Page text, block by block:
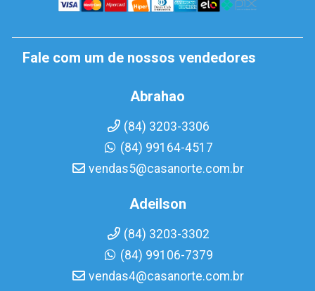
Fale com um de nossos vendedores
Abrahao
(84) 3203-3306
(84) 99164-4517
vendas5@casanorte.com.br
Adeilson
(84) 3203-3302
(84) 99106-7379
vendas4@casanorte.com.br